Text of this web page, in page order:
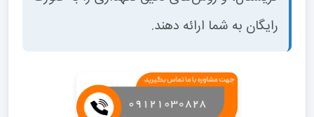
رایگان به شما ارائه دهند.